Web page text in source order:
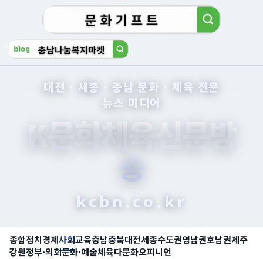
대전 · 세종 · 충남 문화 · 체육 전문
뉴스 미디어
K문화체육신문방
송
kcbn.co.kr
종합정치경제사회교육충남충북대전세종수도권영남권호남권제주
강원정부·의회문화·예술체육다문화오피니언